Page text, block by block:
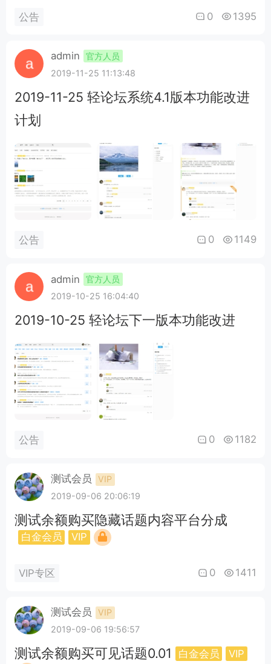
公告 0 1395
admin
官方人员
2019-11-25 11:13:48
2019-11-25 轻论坛系统4.1版本功能改进
计划
公告 0 1149
admin
官方人员
2019-10-25 16:04:40
2019-10-25 轻论坛下一版本功能改进
公告 0 1182
测试会员
VIP
2019-09-06 20:06:19
测试余额购买隐藏话题内容平台分成
白金会员 VIP
VIP专区 0 1411
测试会员
VIP
2019-09-06 19:56:57
测试余额购买可见话题0.01 白金会员 VIP